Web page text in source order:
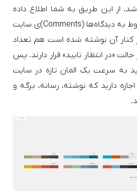
از این طریق به شما اطلاع داده
می‌شود. لوگو بعدی مربوط به دیدگاه‌ها (Comments)‌ی سایت
آن نوشته شده است هم تعداد
«در انتظار تایید» قرار دارند. پس
به سرعت یک المان تازه در سایت
دارید که نوشته، رسانه، برگه و